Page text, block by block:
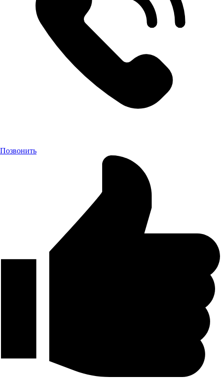
Позвонить